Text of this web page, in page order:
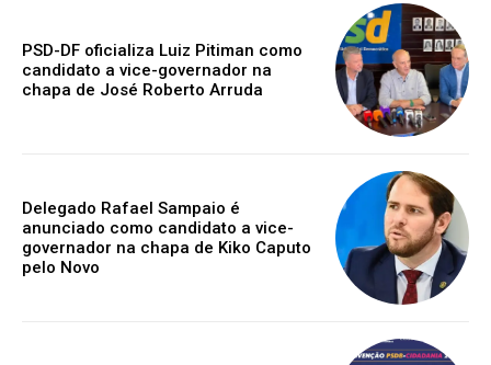
PSD-DF oficializa Luiz Pitiman como
candidato a vice-governador na
chapa de José Roberto Arruda
Delegado Rafael Sampaio é
anunciado como candidato a vice-
governador na chapa de Kiko Caputo
pelo Novo